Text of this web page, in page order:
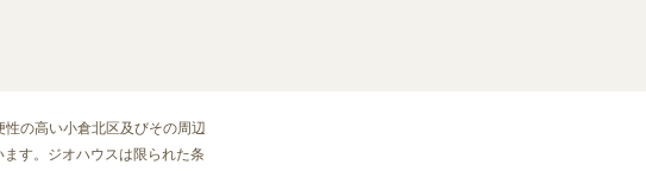
の高い小倉北区及びその周辺
す。ジオハウスは限られた条